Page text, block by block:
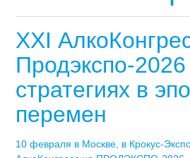
XXI
Продэкспо-
стратегиях в
перемен
10 февраля в Москве, в Крокус-